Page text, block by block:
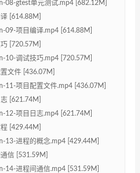
08-gtest单元测试.mp4 [682.12M]
[614.88M]
09-项目编译.mp4 [614.88M]
[720.57M]
10-调试技巧.mp4 [720.57M]
文件 [436.07M]
11-项目配置文件.mp4 [436.07M]
[621.74M]
12-项目日志.mp4 [621.74M]
[429.44M]
13-进程的概念.mp4 [429.44M]
信 [531.59M]
14-进程间通信.mp4 [531.59M]